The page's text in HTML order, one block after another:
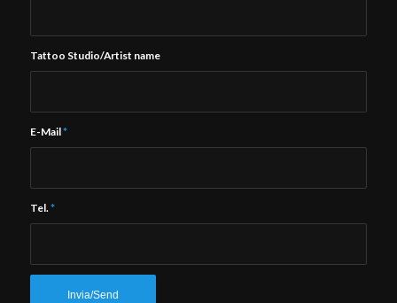
Tattoo Studio/Artist name
E-Mail*
Tel.*